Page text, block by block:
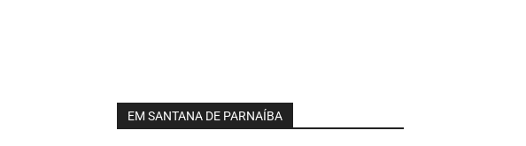
EM SANTANA DE PARNAÍBA